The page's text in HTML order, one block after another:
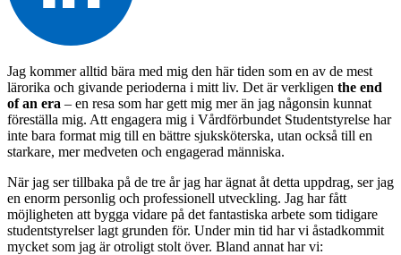
Jag kommer alltid bära med mig den här tiden som en av de mest
lärorika och givande perioderna i mitt liv. Det är verkligen the end
of an era – en resa som har gett mig mer än jag någonsin kunnat
föreställa mig. Att engagera mig i Vårdförbundet Studentstyrelse har
inte bara format mig till en bättre sjuksköterska, utan också till en
starkare, mer medveten och engagerad människa.
När jag ser tillbaka på de tre år jag har ägnat åt detta uppdrag, ser jag
en enorm personlig och professionell utveckling. Jag har fått
möjligheten att bygga vidare på det fantastiska arbete som tidigare
studentstyrelser lagt grunden för. Under min tid har vi åstadkommit
mycket som jag är otroligt stolt över. Bland annat har vi: